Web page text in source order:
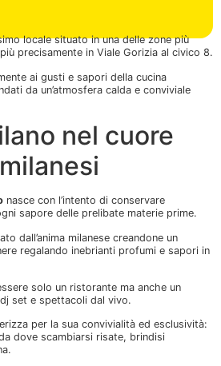
locale situato in una delle zone più
precisamente in Viale Gorizia al civico 8.
ai gusti e sapori della cucina
da un’atmosfera calda e conviviale
nel cuore
nasce con l’intento di conservare
sapore delle prelibate materie prime.
dall’anima milanese creandone un
regalando inebrianti profumi e sapori in
solo un ristorante ma anche un
set e spettacoli dal vivo.
per la sua convivialità ed esclusività:
dove scambiarsi risate, brindisi